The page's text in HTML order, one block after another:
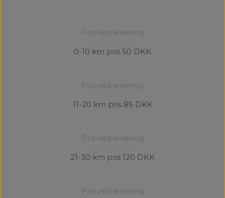
Pris ved levering
0-10 km pris 50 DKK
Pris ved levering
11-20 km pris 85 DKK
Pris ved levering
21-30 km pris 120 DKK
Pris ved levering